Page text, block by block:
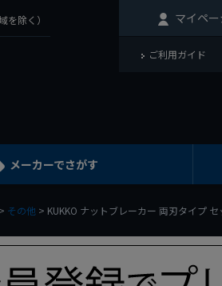
除く） マイペー
ご利用ガイド
メーカーでさがす
その他 KUKKO ナットブレーカー 両刃タイプ